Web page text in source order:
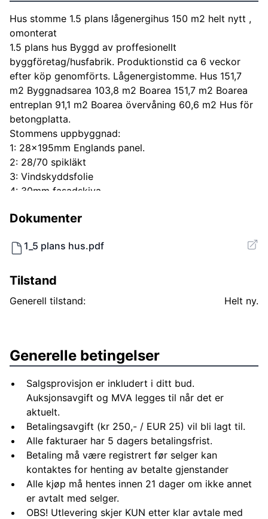
Hus stomme 1.5 plans lågenergihus 150 m2 helt nytt ,
omonterat
1.5 plans hus Byggd av proffesionellt
byggföretag/husfabrik. Produktionstid ca 6 veckor
efter köp genomförts. Lågenergistomme. Hus 151,7
m2 Byggnadsarea 103,8 m2 Boarea 151,7 m2 Boarea
entreplan 91,1 m2 Boarea övervåning 60,6 m2 Hus för
betongplatta.
Stommens uppbyggnad:
1: 28x195mm Englands panel.
2: 28/70 spikläkt
3: Vindskyddsfolie
4: 30mm fasadskiva
6: 170 isolering
8: 45/45 installationsskikt
Takstolar med inklädd takfot ingår.
Råspontstak 17mm och takpapp ingår.
Liggande panel.
Syll och sylltätning ingår
Ritningar till stomme ingår.
Förslag på planlösning bland ritningar
OBS!!
Takläckt och pannor ingår ej.
Inneväggar ingår ej.
Fönster ingår ej.
Dörrar ingår ej.
El ingår ej.
VVS ingår ej.
Grund ingår ej , endast hus-stomme enligt spec
Dokumenter
1_5 plans hus.pdf
Tilstand
Generell tilstand: Helt ny.
Generelle betingelser
Salgsprovisjon er inkludert i ditt bud.
Auksjonsavgift og MVA legges til når det er
aktuelt.
Betalingsavgift (kr 250,- / EUR 25) vil bli lagt til.
Alle fakturaer har 5 dagers betalingsfrist.
Betaling må være registrert før selger kan
kontaktes for henting av betalte gjenstander
Alle kjøp må hentes innen 21 dager om ikke annet
er avtalt med selger.
OBS! Utlevering skjer KUN etter klar avtale med